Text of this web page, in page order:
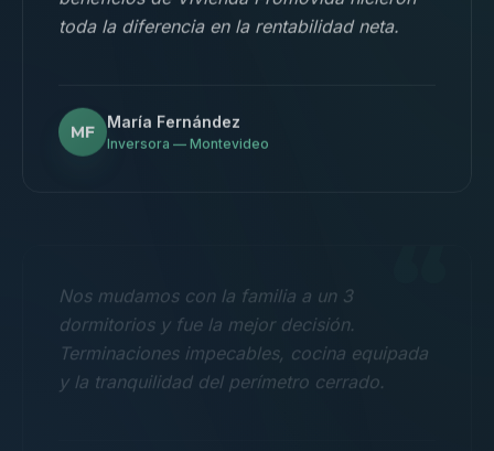
toda la diferencia en la rentabilidad neta.
MF
María Fernández
Inversora — Montevideo
dormitorios y fue la mejor decisión.
Terminaciones impecables, cocina equipada
y la tranquilidad del perímetro cerrado.